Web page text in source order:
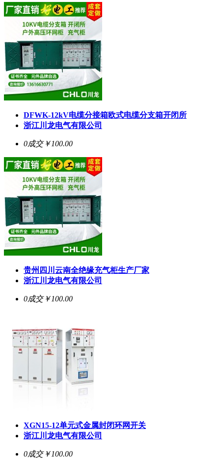
DFWK-12kV电缆分接箱欧式电缆分支箱开闭所
浙江川龙电气有限公司
0成交￥100.00
贵州四川云南全绝缘充气柜生产厂家
浙江川龙电气有限公司
0成交￥100.00
XGN15-12单元式金属封闭环网开关
浙江川龙电气有限公司
0成交￥100.00